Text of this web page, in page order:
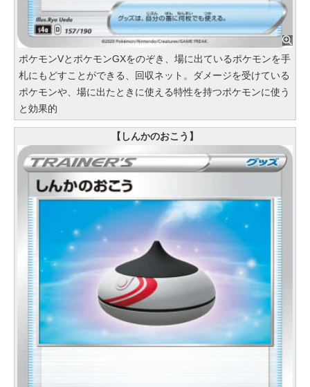
ポケモンVとポケモンGXをのぞき、場に出ているポケモンを手
札にもどすことができる、回収ネット。ダメージを受けている
ポケモンや、場に出たときに使える特性を持つポケモンに使う
と効果的
【しんかのおこう】